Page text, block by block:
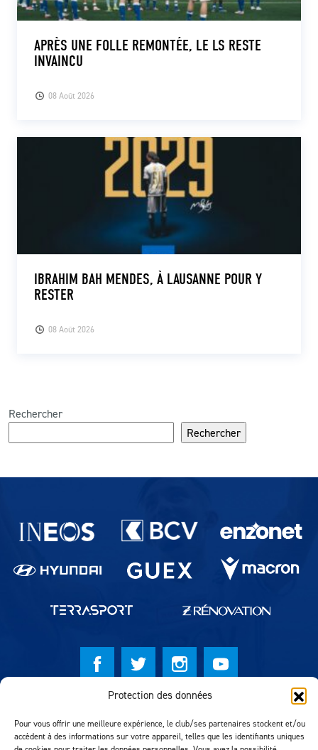
Protection des données
Pour vous offrir une meilleure expérience, le club/ses partenaires stockent et/ou
accèdent à des informations sur votre appareil, telles que les identifiants uniques
08 Août 2026
APRÈS UNE FOLLE REMONTÉE, LE LS RESTE
INVAINCU
08 Août 2026
IBRAHIM BAH MENDES, À LAUSANNE POUR Y
RESTER
Rechercher
Rechercher
Partenaires du lausanne-Sport
Réalisation MTM Agency